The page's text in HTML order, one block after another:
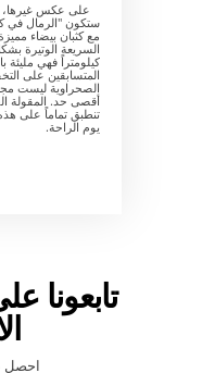
على عكس غيرها،
مع كثبان بيضاء
كيلومتراً فهي مليئة
المتسابقين على
الصحراوية ليست
أقصى حد. المقولة
تنطبق تماماً على
يوم الراحة.
تابعونا على مواقع التواصل
احصل